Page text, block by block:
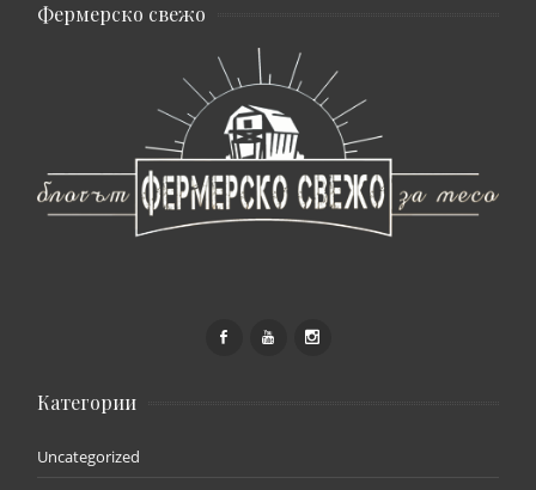
Фермерско свежо
Категории
Uncategorized